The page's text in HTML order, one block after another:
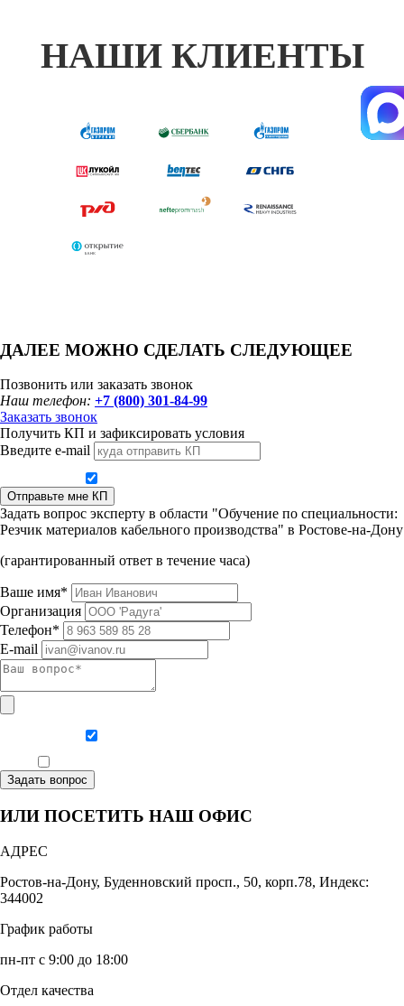
НАШИ КЛИЕНТЫ
ДАЛЕЕ МОЖНО СДЕЛАТЬ СЛЕДУЮЩЕЕ
Позвонить или заказать звонок
Наш телефон: +7 (800) 301-84-99
Заказать звонок
Получить КП и зафиксировать условия
Введите e-mail
Отправьте мне КП
Задать вопрос эксперту в области "Обучение по специальности:
Резчик материалов кабельного производства" в Ростове-на-Дону
(гарантированный ответ в течение часа)
Ваше имя*
Организация
Телефон*
E-mail
Задать вопрос
ИЛИ ПОСЕТИТЬ НАШ ОФИС
АДРЕС
Ростов-на-Дону, Буденновский просп., 50, корп.78, Индекс:
344002
График работы
пн-пт с 9:00 до 18:00
Отдел качества